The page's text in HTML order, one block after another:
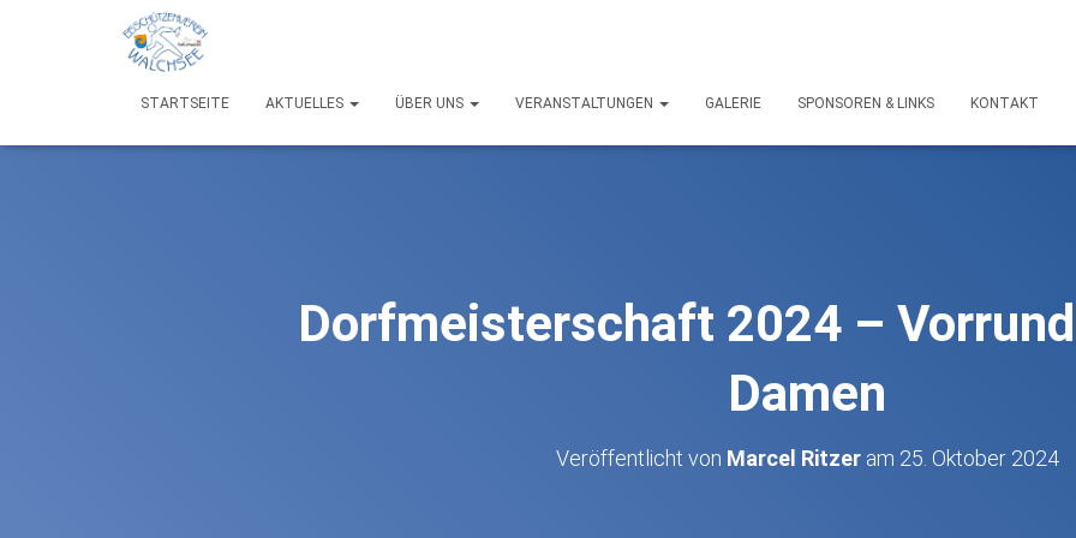
STARTSEITE AKTUELLES ÜBER UNS VERANSTALTUNGEN GALERIE SPONSOREN & LINKS KONTAKT
Dorfmeisterschaft 2024 –
Damen
Veröffentlicht von Marcel Ritzeram 25. Oktober 2024